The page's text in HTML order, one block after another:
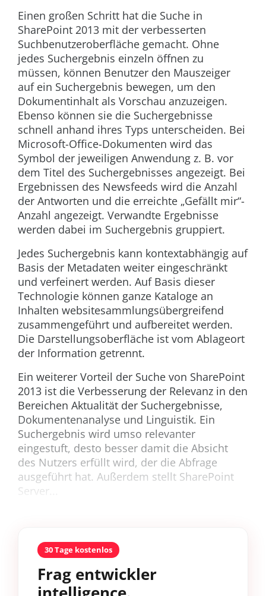
Einen großen Schritt hat die Suche in
SharePoint 2013 mit der verbesserten
Suchbenutzeroberfläche gemacht. Ohne
jedes Suchergebnis einzeln öffnen zu
müssen, können Benutzer den Mauszeiger
auf ein Suchergebnis bewegen, um den
Dokumentinhalt als Vorschau anzuzeigen.
Ebenso können sie die Suchergebnisse
schnell anhand ihres Typs unterscheiden. Bei
Microsoft-Office-Dokumenten wird das
Symbol der jeweiligen Anwendung z. B. vor
dem Titel des Suchergebnisses angezeigt. Bei
Ergebnissen des Newsfeeds wird die Anzahl
der Antworten und die erreichte „Gefällt mir“-
Anzahl angezeigt. Verwandte Ergebnisse
werden dabei im Suchergebnis gruppiert.
Jedes Suchergebnis kann kontextabhängig auf
Basis der Metadaten weiter eingeschränkt
und verfeinert werden. Auf Basis dieser
Technologie können ganze Kataloge an
Inhalten websitesammlungsübergreifend
zusammengeführt und aufbereitet werden.
Die Darstellungsoberfläche ist vom Ablageort
der Information getrennt.
Ein weiterer Vorteil der Suche von SharePoint
2013 ist die Verbesserung der Relevanz in den
Bereichen Aktualität der Suchergebnisse,
Dokumentenanalyse und Linguistik. Ein
Suchergebnis wird umso relevanter
eingestuft, desto besser damit die Absicht
des Nutzers erfüllt wird, der die Abfrage
ausgeführt hat. Außerdem stellt SharePoint
Server...
30 Tage kostenlos
Frag entwickler